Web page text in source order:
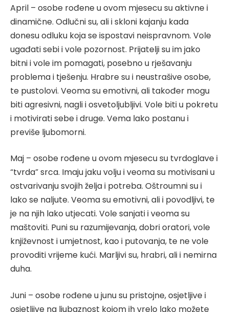
April – osobe rođene u ovom mjesecu su aktivne i
dinamične. Odlučni su, ali i skloni kajanju kada
donesu odluku koja se ispostavi neispravnom. Vole
ugađati sebi i vole pozornost. Prijatelji su im jako
bitni i vole im pomagati, posebno u rješavanju
problema i tješenju. Hrabre su i neustrašive osobe,
te pustolovi. Veoma su emotivni, ali također mogu
biti agresivni, nagli i osvetoljubljivi. Vole biti u pokretu
i motivirati sebe i druge. Vema lako postanu i
previše ljubomorni.
Maj – osobe rođene u ovom mjesecu su tvrdoglave i
“tvrda” srca. Imaju jaku volju i veoma su motivisani u
ostvarivanju svojih želja i potreba. Oštroumni su i
lako se naljute. Veoma su emotivni, ali i povodljivi, te
je na njih lako utjecati. Vole sanjati i veoma su
maštoviti. Puni su razumijevanja, dobri oratori, vole
književnost i umjetnost, kao i putovanja, te ne vole
provoditi vrijeme kući. Marljivi su, hrabri, ali i nemirna
duha.
Juni – osobe rođene u junu su pristojne, osjetljive i
osjetljive na ljubaznost kojom ih vrelo lako možete